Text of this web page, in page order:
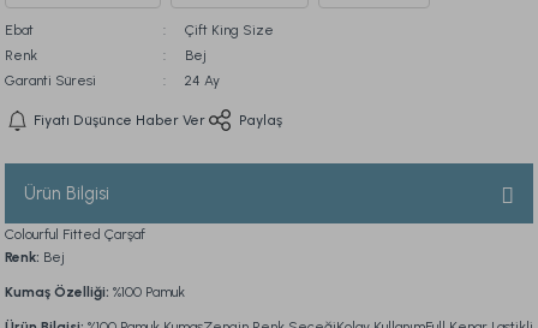
Ebat
Çift King Size
Renk
Bej
Garanti Süresi
24 Ay
Fiyatı Düşünce Haber Ver Paylaş
Ürün Bilgisi
Colourful Fitted Çarşaf
Renk: Bej
Kumaş Özelliği: %100 Pamuk